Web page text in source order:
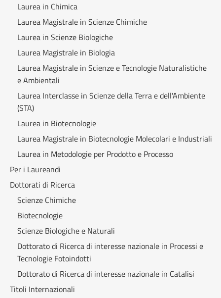
Laurea in Chimica
Laurea Magistrale in Scienze Chimiche
Laurea in Scienze Biologiche
Laurea Magistrale in Biologia
Laurea Magistrale in Scienze e Tecnologie Naturalistiche
e Ambientali
Laurea Interclasse in Scienze della Terra e dell'Ambiente
(STA)
Laurea in Biotecnologie
Laurea Magistrale in Biotecnologie Molecolari e Industriali
Laurea in Metodologie per Prodotto e Processo
Per i Laureandi
Dottorati di Ricerca
Scienze Chimiche
Biotecnologie
Scienze Biologiche e Naturali
Dottorato di Ricerca di interesse nazionale in Processi e
Tecnologie Fotoindotti
Dottorato di Ricerca di interesse nazionale in Catalisi
Titoli Internazionali